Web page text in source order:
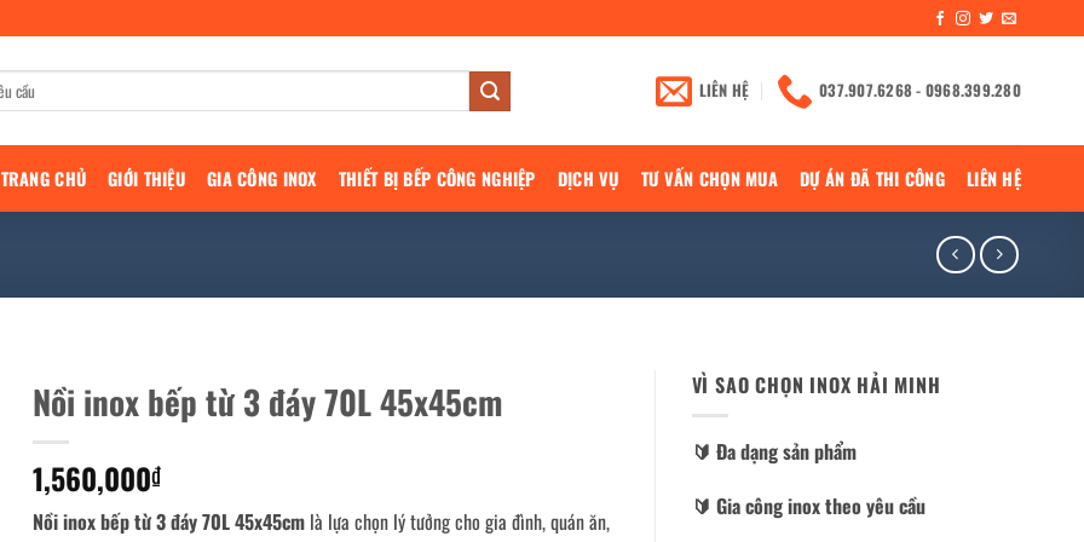
LIÊN HỆ 037.907.6268 - 0968.399.280
TRANG CHỦ GIỚI THIỆU GIA CÔNG INOX THIẾT BỊ BẾP CÔNG NGHIỆP DỊCH VỤ TƯ VẤN CHỌN MUA DỰ ÁN ĐÃ THI CÔNG LIÊN HỆ
Nồi inox bếp từ 3 đáy 70L 45x45cm
1,560,000₫
Nồi inox bếp từ 3 đáy 70L 45x45cm là lựa chọn lý tưởng cho gia đình, quán ăn,
VÌ SAO CHỌN INOX HẢI MINH
🔰️ Đa dạng sản phẩm
🔰️ Gia công inox theo yêu cầu